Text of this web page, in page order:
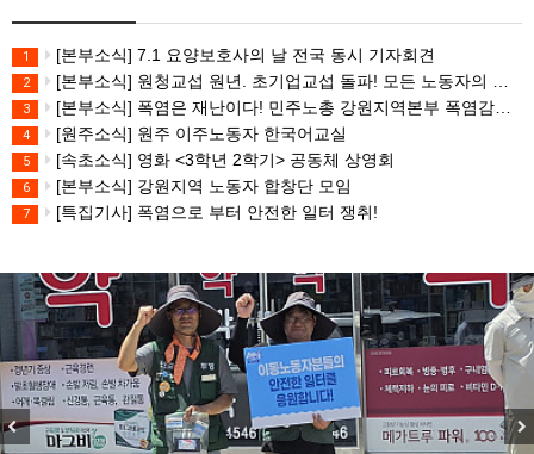
1 [본부소식] 7.1 요양보호사의 날 전국 동시 기자회견
2 [본부소식] 원청교섭 원년. 초기업교섭 돌파! 모든 노동자의 노동기본권 쟁취! 민주노총 7.15 총파업대회
3 [본부소식] 폭염은 재난이다! 민주노총 강원지역본부 폭염감시단 선포 기자회견
4 [원주소식] 원주 이주노동자 한국어교실
5 [속초소식] 영화 <3학년 2학기> 공동체 상영회
6 [본부소식] 강원지역 노동자 합창단 모임
7 [특집기사] 폭염으로 부터 안전한 일터 쟁취!